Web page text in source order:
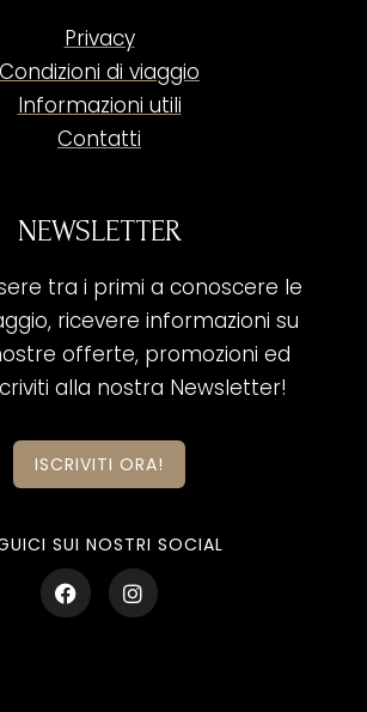
Privacy
Condizioni di viaggio
Informazioni utili
Contatti
NEWSLETTER
tra i primi a conoscere le
ricevere informazioni su
offerte, promozioni ed
alla nostra Newsletter!
ISCRIVITI ORA!
SUI NOSTRI SOCIAL